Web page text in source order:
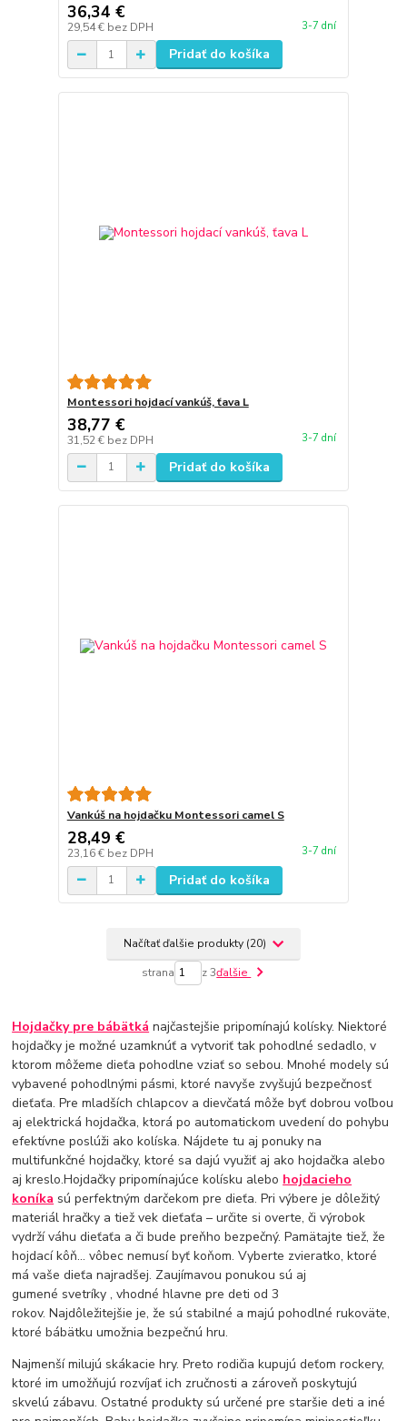
36,34 €
29,54 € bez DPH 3-7 dní
Pridať do košíka
Montessori hojdací vankúš, ťava L
38,77 €
31,52 € bez DPH 3-7 dní
Pridať do košíka
Vankúš na hojdačku Montessori camel S
28,49 €
23,16 € bez DPH 3-7 dní
Pridať do košíka
Načítať ďalšie produkty (20)
strana z 3ďalšie
Hojdačky pre bábätká najčastejšie pripomínajú kolísky. Niektoré
hojdačky je možné uzamknúť a vytvoriť tak pohodlné sedadlo, v
ktorom môžeme dieťa pohodlne vziať so sebou. Mnohé modely sú
vybavené pohodlnými pásmi, ktoré navyše zvyšujú bezpečnosť
dieťaťa. Pre mladších chlapcov a dievčatá môže byť dobrou voľbou
aj elektrická hojdačka, ktorá po automatickom uvedení do pohybu
efektívne poslúži ako kolíska. Nájdete tu aj ponuky na
multifunkčné hojdačky, ktoré sa dajú využiť aj ako hojdačka alebo
aj kreslo.Hojdačky pripomínajúce kolísku alebo hojdacieho
koníka sú perfektným darčekom pre dieťa. Pri výbere je dôležitý
materiál hračky a tiež vek dieťaťa – určite si overte, či výrobok
vydrží váhu dieťaťa a či bude preňho bezpečný. Pamätajte tiež, že
hojdací kôň... vôbec nemusí byť koňom. Vyberte zvieratko, ktoré
má vaše dieťa najradšej. Zaujímavou ponukou sú aj
gumené svetríky , vhodné hlavne pre deti od 3
rokov. Najdôležitejšie je, že sú stabilné a majú pohodlné rukoväte,
ktoré bábätku umožnia bezpečnú hru.
Najmenší milujú skákacie hry. Preto rodičia kupujú deťom rockery,
ktoré im umožňujú rozvíjať ich zručnosti a zároveň poskytujú
skvelú zábavu. Ostatné produkty sú určené pre staršie deti a iné